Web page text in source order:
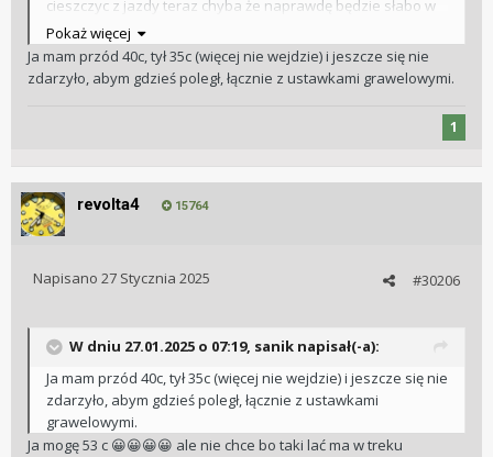
cieszczyc z jazdy teraz chyba że naprawdę będzie słabo w
Terenie na tych 38kach to się coś zmieni .
Pokaż więcej
Ja mam przód 40c, tył 35c (więcej nie wejdzie) i jeszcze się nie
zdarzyło, abym gdzieś poległ, łącznie z ustawkami grawelowymi.
1
revolta4 15764
#30206
Napisano 27 Stycznia 2025
W dniu 27.01.2025 o 07:19, sanik napisał(-a):
Ja mam przód 40c, tył 35c (więcej nie wejdzie) i jeszcze się nie
zdarzyło, abym gdzieś poległ, łącznie z ustawkami
grawelowymi.
Ja mogę 53 c 😀😀😀😀 ale nie chce bo taki lać ma w treku